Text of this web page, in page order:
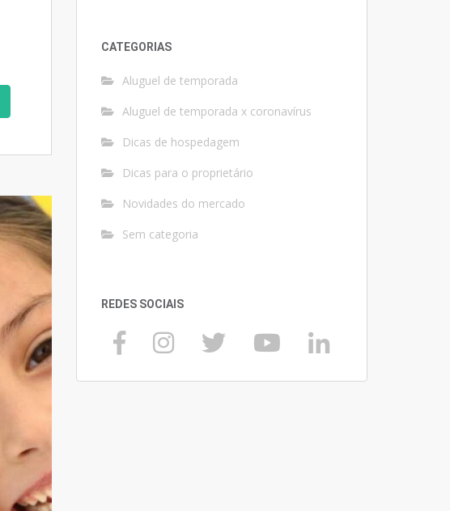
CATEGORIAS
Aluguel de temporada
Aluguel de temporada x coronavírus
Dicas de hospedagem
Dicas para o proprietário
Novidades do mercado
Sem categoria
REDES SOCIAIS